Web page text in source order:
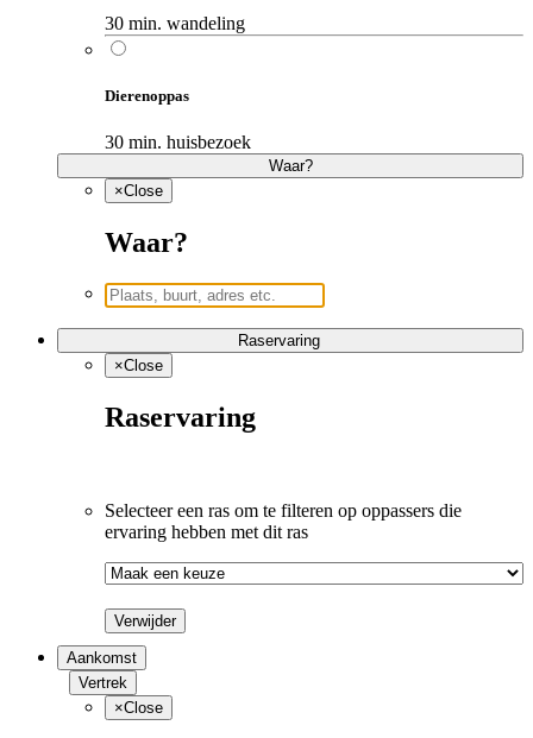
30 min. wandeling
Dierenoppas
30 min. huisbezoek
Waar?
×Close
Waar?
Raservaring
×Close
Raservaring
Selecteer een ras om te filteren op oppassers die
ervaring hebben met dit ras
Verwijder
Aankomst
Vertrek
×Close